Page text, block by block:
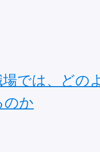
では、どの
のか